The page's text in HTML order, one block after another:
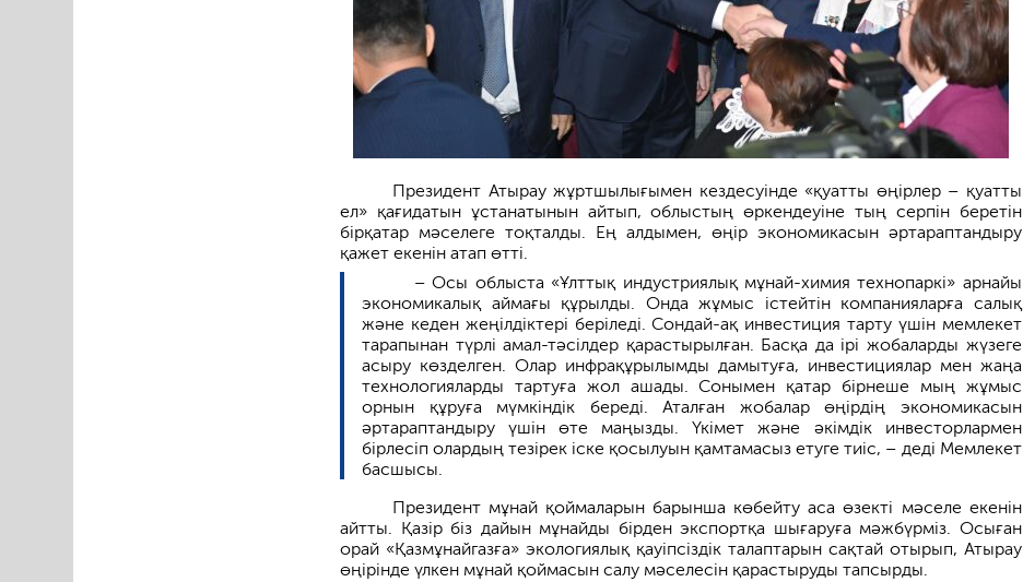
Президент Атырау жұртшылығымен кездесуінде «қуатты өңірлер – қуатты
ел» қағидатын ұстанатынын айтып, облыстың өркендеуіне тың серпін беретін
бірқатар мәселеге тоқталды. Ең алдымен, өңір экономикасын әртараптандыру
қажет екенін атап өтті.
– Осы облыста «Ұлттық индустриялық мұнай-химия технопаркі» арнайы
экономикалық аймағы құрылды. Онда жұмыс істейтін компанияларға салық
және кеден жеңілдіктері беріледі. Сондай-ақ инвестиция тарту үшін мемлекет
тарапынан түрлі амал-тәсілдер қарастырылған. Басқа да ірі жобаларды жүзеге
асыру көзделген. Олар инфрақұрылымды дамытуға, инвестициялар мен жаңа
технологияларды тартуға жол ашады. Сонымен қатар бірнеше мың жұмыс
орнын құруға мүмкіндік береді. Аталған жобалар өңірдің экономикасын
әртараптандыру үшін өте маңызды. Үкімет және әкімдік инвесторлармен
бірлесіп олардың тезірек іске қосылуын қамтамасыз етуге тиіс, – деді Мемлекет
басшысы.
Президент мұнай қоймаларын барынша көбейту аса өзекті мәселе екенін
айтты. Қазір біз дайын мұнайды бірден экспортқа шығаруға мәжбүрміз. Осыған
орай «Қазмұнайгазға» экологиялық қауіпсіздік талаптарын сақтай отырып, Атырау
өңірінде үлкен мұнай қоймасын салу мәселесін қарастыруды тапсырды.